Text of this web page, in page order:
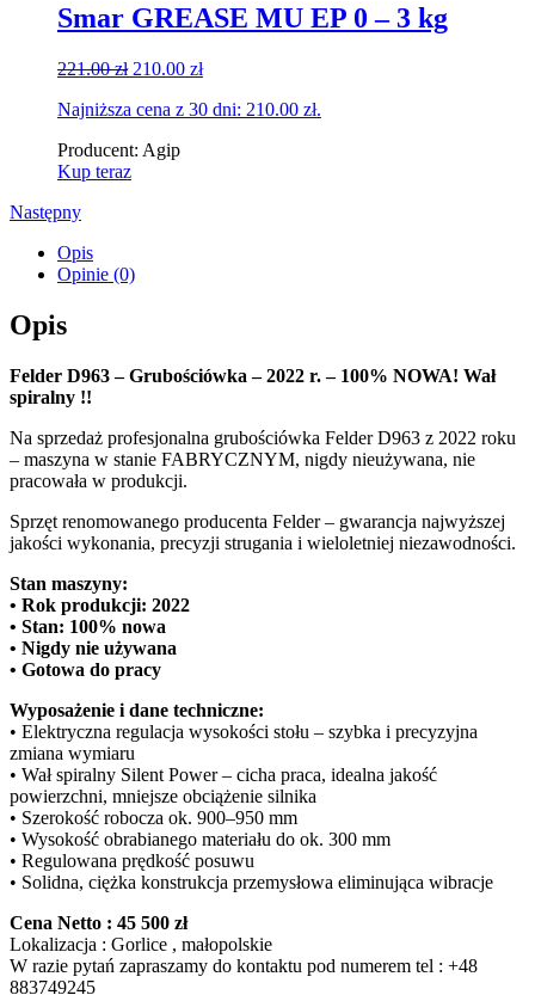
Smar GREASE MU EP 0 – 3 kg
221.00zł Original
was:
210.00 złCurrent
is:
Najniższa cena z 30 dni: 210.00 zł.
Producent: Agip
Kup teraz
Następny
Opis
Opinie (0)
Opis
Felder D963 – Grubościówka – 2022 r. – 100% NOWA! Wał
spiralny !!
Na sprzedaż profesjonalna grubościówka Felder D963 z 2022 roku
– maszyna w stanie FABRYCZNYM, nigdy nieużywana, nie
pracowała w produkcji.
Sprzęt renomowanego producenta Felder – gwarancja najwyższej
jakości wykonania, precyzji strugania i wieloletniej niezawodności.
Stan maszyny:
• Rok produkcji: 2022
• Stan: 100% nowa
• Nigdy nie używana
• Gotowa do pracy
Wyposażenie i dane techniczne:
• Elektryczna regulacja wysokości stołu – szybka i precyzyjna
zmiana wymiaru
• Wał spiralny Silent Power – cicha praca, idealna jakość
powierzchni, mniejsze obciążenie silnika
• Szerokość robocza ok. 900–950 mm
• Wysokość obrabianego materiału do ok. 300 mm
• Regulowana prędkość posuwu
• Solidna, ciężka konstrukcja przemysłowa eliminująca wibracje
Cena Netto : 45 500 zł
Lokalizacja : Gorlice , małopolskie
W razie pytań zapraszamy do kontaktu pod numerem tel : +48
883749245